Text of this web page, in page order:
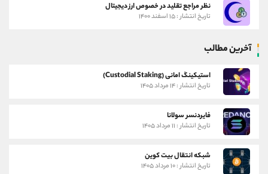
نظر مراجع تقلید در خصوص ارز دیجیتال
تاریخ انتشار : ۱۵ اسفند ۱۴۰۰
آخرین مطالب
استیکینگ امانی (Custodial Staking)
تاریخ انتشار : ۱۴ مرداد ۱۴۰۵
فایردنسر سولانا
تاریخ انتشار : ۱۱ مرداد ۱۴۰۵
شبکه انتقال بیت کوین
تاریخ انتشار : ۱۰ مرداد ۱۴۰۵